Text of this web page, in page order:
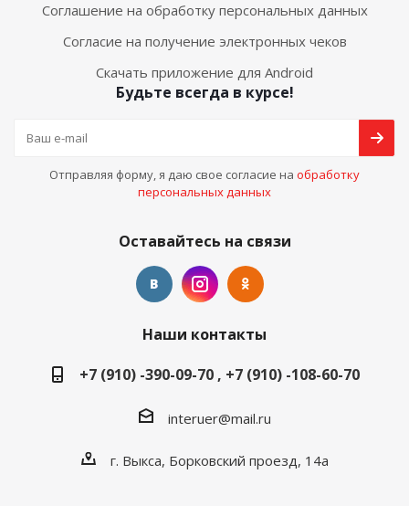
Соглашение на обработку персональных данных
Согласие на получение электронных чеков
Скачать приложение для Android
Будьте всегда в курсе!
Отправляя форму, я даю свое согласие на обработку
персональных данных
Оставайтесь на связи
Наши контакты
+7 (910) -390-09-70 , +7 (910) -108-60-70
interuer@mail.ru
г. Выкса, Борковский проезд, 14а